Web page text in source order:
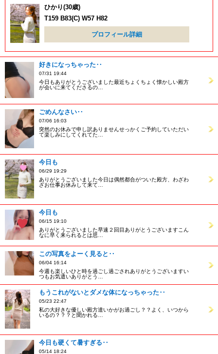
ひかり(30歳)
T159 B83(C) W57 H82
プロフィール詳細
好きになっちゃった‥
07/31 19:44
今日もありがとうございました最近ちょくちょく懐かしい殿方
が会いに来てくださるの…
ごめんなさい‥
07/06 16:03
突然のお休みで申し訳ありませんせっかくご予約していただい
て楽しみにしてくれてた…
今日も
06/29 19:29
ありがとうございました今日は偶然都合がついた殿方、わざわ
ざお仕事お休みして来て…
今日も
06/15 19:10
ありがとうございました早速２回目ありがとうございますこん
なに早く来られるとは思…
この写真をよーく見ると‥
06/04 16:14
今週も楽しいひと時を過ごし過ごされありがとうございますい
つもお気遣いありがとう…
もうこれがないとダメな体になっちゃった‥
05/23 22:47
私の大好きな優しい殿方達いかがお過ごし？？よく、いつから
いるの？？？と聞かれる…
今日も硬くて暑すぎる‥
05/14 18:24